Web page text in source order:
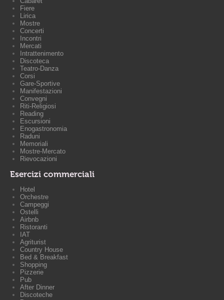
Fiere
Lirica
Mostre
Concerti
Incontri
Mercati
Intrattenimento
Discoteca
Teatro-Danza
Corsi
Gare-Sportive
Manifestazioni
Convegni
Riti-Religiosi
Reading
Escursioni
Enogastronomia
Raduni
Memoriali
Mostre-Mercato
Rievocazioni
Esercizi commerciali
Hotel
Orchestre
Campeggi
Ostelli
Airbnb
Ristoranti
IAT
Agriturist
Country House
Bed & Breakfast
Shopping
Pizzerie
Pub
After Dinner
Discoteche